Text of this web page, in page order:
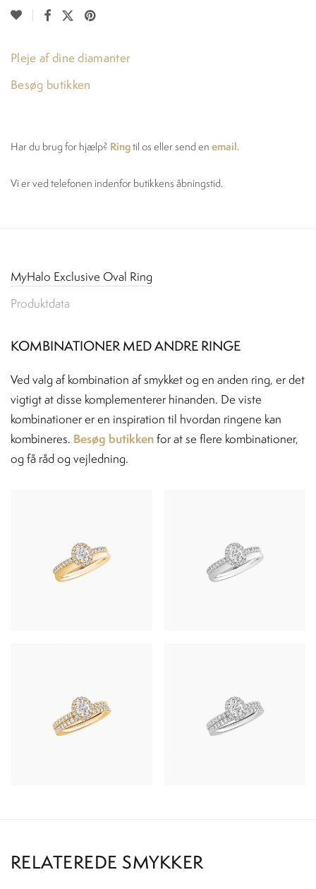
Pleje af dine diamanter
Besøg butikken
Har du brug for hjælp? Ringtil os eller send en email.
Vi er ved telefonen indenfor butikkens åbningstid.
MyHalo Exclusive Oval Ring
Produktdata
KOMBINATIONER MED ANDRE RINGE
Ved valg af kombination af smykket og en anden ring, er det
vigtigt at disse komplementerer hinanden. De viste
kombinationer er en inspiration til hvordan ringene kan
kombineres. Besøg butikkenfor at se flere kombinationer,
og få råd og vejledning.